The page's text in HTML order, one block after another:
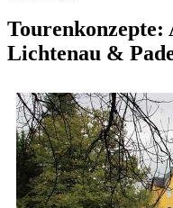
Tourenkonzepte:
Lichtenau &